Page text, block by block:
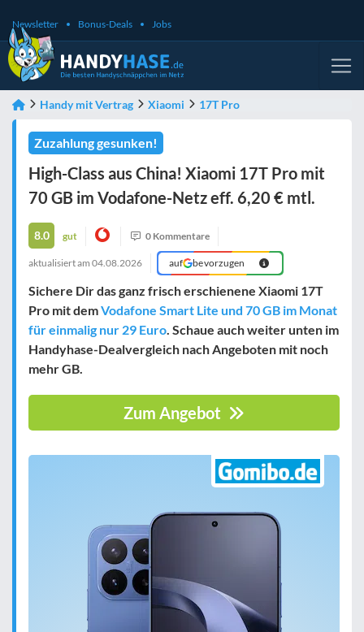
Newsletter Bonus-Deals Jobs
Handy mit Vertrag Xiaomi 17T Pro
Zuzahlung gesunken!
High-Class aus China! Xiaomi 17T Pro mit
70 GB im Vodafone-Netz eff. 6,20 € mtl.
8.0 gut 0 Kommentare
aktualisiert am 04.08.2026 auf bevorzugen
Sichere Dir das ganz frisch erschienene Xiaomi 17T
Pro mit demVodafone Smart Lite und 70 GB im Monat
für einmalig nur 29 Euro. Schaue auch weiter unten im
Handyhase-Dealvergleich nach Angeboten mit noch
mehr GB.
Zum Angebot